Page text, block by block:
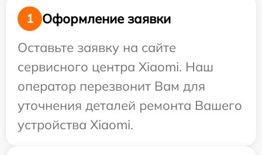
1
Оформление заявки
Оставьте заявку на сайте
сервисного центра Xiaomi. Наш
оператор перезвонит Вам для
уточнения деталей ремонта Вашего
устройства Xiaomi.